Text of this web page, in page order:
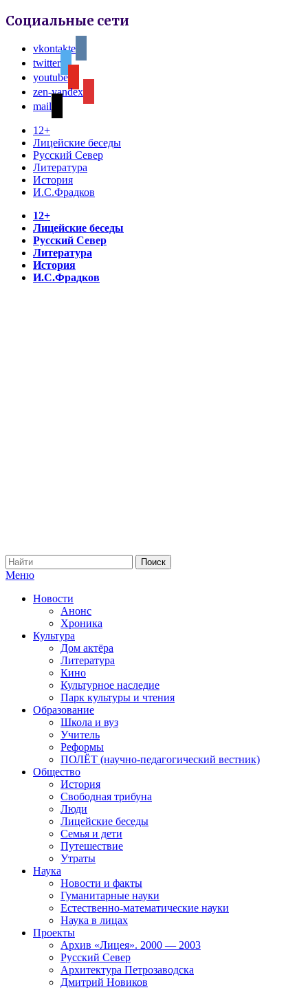
Социальные сети
vkontakte
twitter
youtube
zen-yandex
mail
12+
Лицейские беседы
Русский Север
Литература
История
И.С.Фрадков
12+
Лицейские беседы
Русский Север
Литература
История
И.С.Фрадков
Меню
Новости
Анонс
Хроника
Культура
Дом актёра
Литература
Кино
Культурное наследие
Парк культуры и чтения
Образование
Школа и вуз
Учитель
Реформы
ПОЛЁТ (научно-педагогический вестник)
Общество
История
Свободная трибуна
Люди
Лицейские беседы
Семья и дети
Путешествие
Утраты
Наука
Новости и факты
Гуманитарные науки
Естественно-математические науки
Наука в лицах
Проекты
Архив «Лицея». 2000 — 2003
Русский Север
Архитектура Петрозаводска
Дмитрий Новиков